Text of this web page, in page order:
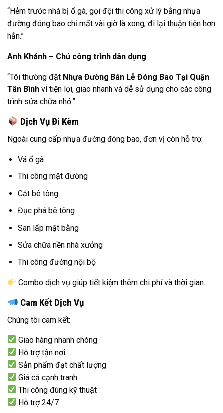
“Hẻm trước nhà bị ổ gà, gọi đội thi công xử lý bằng nhựa
đường đóng bao chỉ mất vài giờ là xong, đi lại thuận tiện hơn
hẳn.”
Anh Khánh – Chủ công trình dân dụng
“Tôi thường đặt Nhựa Đường Bán Lẻ Đóng Bao Tại Quận
Tân Bình vì tiện lợi, giao nhanh và dễ sử dụng cho các công
trình sửa chữa nhỏ.”
Dịch Vụ Đi Kèm
Ngoài cung cấp nhựa đường đóng bao, đơn vị còn hỗ trợ:
Vá ổ gà
Thi công mặt đường
Cắt bê tông
Đục phá bê tông
San lấp mặt bằng
Sửa chữa nền nhà xưởng
Thi công đường nội bộ
Combo dịch vụ giúp tiết kiệm thêm chi phí và thời gian.
Cam Kết Dịch Vụ
Chúng tôi cam kết:
Giao hàng nhanh chóng
Hỗ trợ tận nơi
Sản phẩm đạt chất lượng
Giá cả cạnh tranh
Thi công đúng kỹ thuật
Hỗ trợ 24/7